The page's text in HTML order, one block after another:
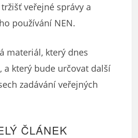
veřejné správy a
používání NEN.
materiál, který dnes
a který bude určovat další
zadávání veřejných
ČLÁNEK